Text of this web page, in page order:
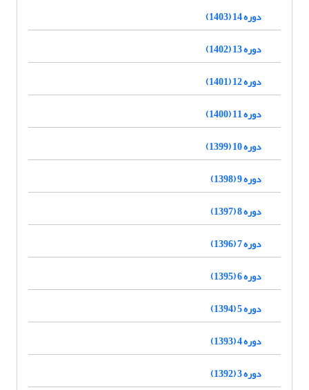
دوره 14 (1403)
دوره 13 (1402)
دوره 12 (1401)
دوره 11 (1400)
دوره 10 (1399)
دوره 9 (1398)
دوره 8 (1397)
دوره 7 (1396)
دوره 6 (1395)
دوره 5 (1394)
دوره 4 (1393)
دوره 3 (1392)